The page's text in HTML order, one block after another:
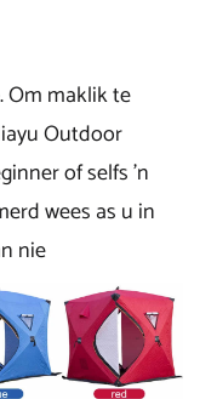
Om maklik te
Outdoor
of selfs 'n
wees as u in
nie